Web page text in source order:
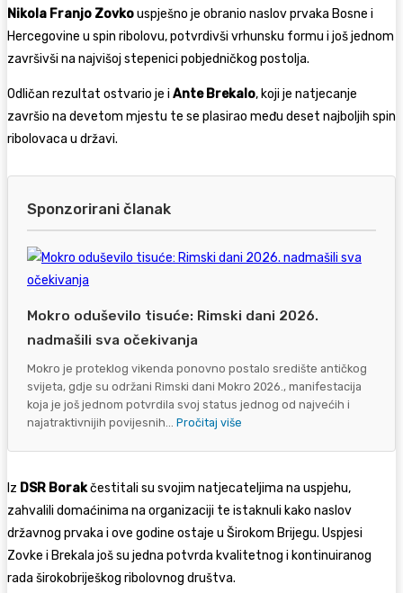
Nikola Franjo Zovkouspješno je obranio naslov prvaka Bosne i
Hercegovine u spin ribolovu, potvrdivši vrhunsku formu i još jednom
završivši na najvišoj stepenici pobjedničkog postolja.
Odličan rezultat ostvario je i Ante Brekalo, koji je natjecanje
završio na devetom mjestu te se plasirao među deset najboljih spin
ribolovaca u državi.
Sponzorirani članak
Mokro oduševilo tisuće: Rimski dani 2026.
nadmašili sva očekivanja
Mokro je proteklog vikenda ponovno postalo središte antičkog
svijeta, gdje su održani Rimski dani Mokro 2026., manifestacija
koja je još jednom potvrdila svoj status jednog od najvećih i
najatraktivnijih povijesnih... Pročitaj više
Iz DSR Borakčestitali su svojim natjecateljima na uspjehu,
zahvalili domaćinima na organizaciji te istaknuli kako naslov
državnog prvaka i ove godine ostaje u Širokom Brijegu. Uspjesi
Zovke i Brekala još su jedna potvrda kvalitetnog i kontinuiranog
rada širokobriješkog ribolovnog društva.